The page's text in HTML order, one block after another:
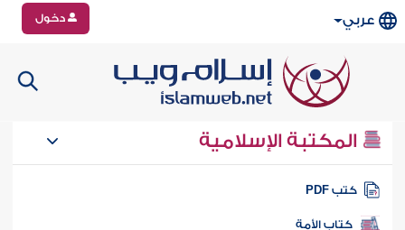
عربي دخول
المكتبة الإسلامية
كتب PDF